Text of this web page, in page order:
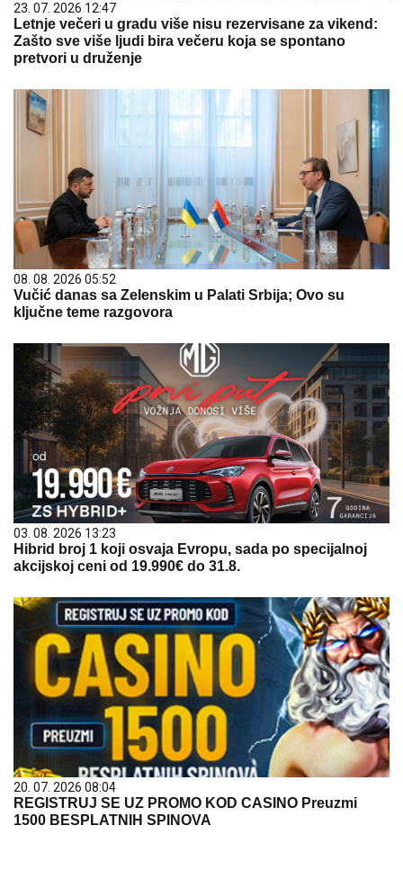
23. 07. 2026 12:47
Letnje večeri u gradu više nisu rezervisane za vikend:
Zašto sve više ljudi bira večeru koja se spontano
pretvori u druženje
08. 08. 2026 05:52
Vučić danas sa Zelenskim u Palati Srbija; Ovo su
ključne teme razgovora
03. 08. 2026 13:23
Hibrid broj 1 koji osvaja Evropu, sada po specijalnoj
akcijskoj ceni od 19.990€ do 31.8.
20. 07. 2026 08:04
REGISTRUJ SE UZ PROMO KOD CASINO Preuzmi
1500 BESPLATNIH SPINOVA